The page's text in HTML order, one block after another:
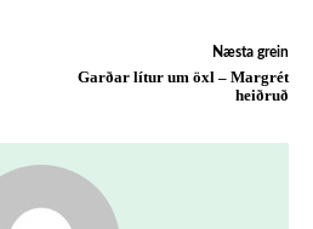
Næsta grein
Garðar lítur um öxl – Margrét
heiðruð